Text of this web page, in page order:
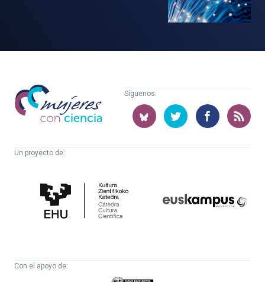
Mujeres
con
ciencia
Síguenos:
Un proyecto de:
Cultura
Científica
Con el apoyo de: